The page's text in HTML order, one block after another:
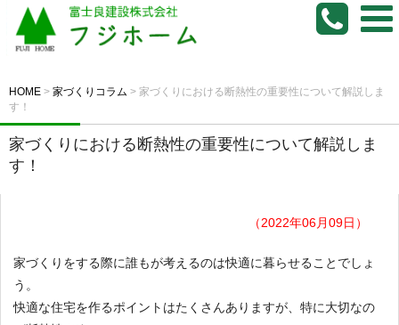
HOME > 家づくりコラム > 家づくりにおける断熱性の重要性について解説しま
す！
家づくりにおける断熱性の重要性について解説しま
す！
（2022年06月09日）
家づくりをする際に誰もが考えるのは快適に暮らせることでしょ
う。
快適な住宅を作るポイントはたくさんありますが、特に大切なの